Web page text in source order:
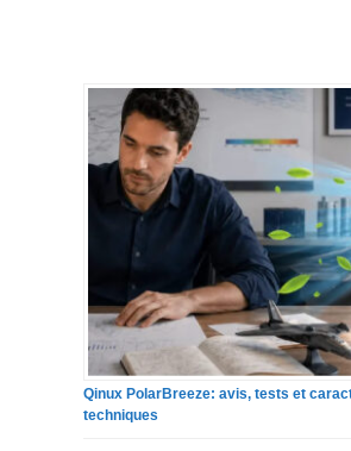
Qinux PolarBreeze: avis, tests et
techniques